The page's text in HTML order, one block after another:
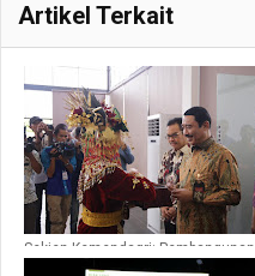
Artikel Terkait
Sekjen Kemendagri: Pembangunan
Manusia, Proses yang Tak Pernah